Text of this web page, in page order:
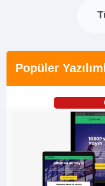
Popüler